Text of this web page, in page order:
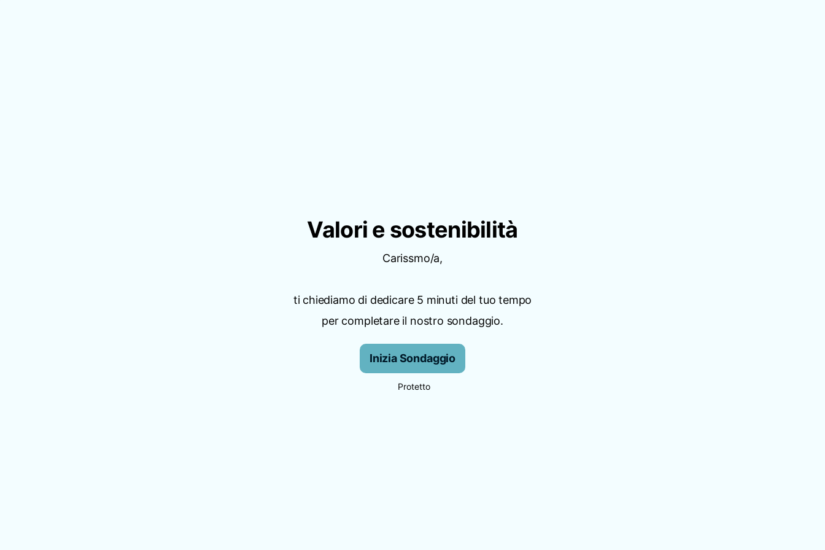
Valori e sostenibilità
Carissmo/a,
ti chiediamo di dedicare 5 minuti del tuo tempo
per completare il nostro sondaggio.
Inizia Sondaggio
Protetto